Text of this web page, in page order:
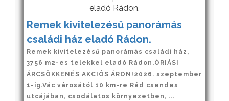
Remek kivitelezésű panorámás
családi ház eladó Rádon.
Remek kivitelezésű panorámás családi ház,
3756 m2-es telekkel eladó Rádon.ÓRIÁSI
ÁRCSÖKKENÉS AKCIÓS ÁRON!2026. szeptember
1-ig.Vác városától 10 km-re Rád csendes
utcájában, csodálatos környezetben, ...